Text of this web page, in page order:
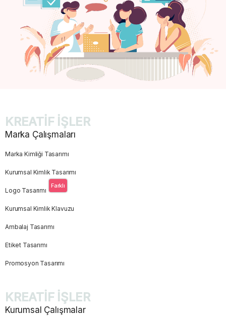
KREATİF İŞLER
Marka Çalışmaları
Marka Kimliği Tasarımı
Kurumsal Kimlik Tasarımı
Logo Tasarımı
Farklı
Kurumsal Kimlik Klavuzu
Ambalaj Tasarımı
Etiket Tasarımı
Promosyon Tasarımı
KREATİF İŞLER
Kurumsal Çalışmalar